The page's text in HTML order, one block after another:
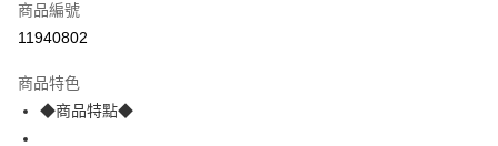
LINE Pay
街口支付
商品編號
11940802
商品特色
◆商品特點◆